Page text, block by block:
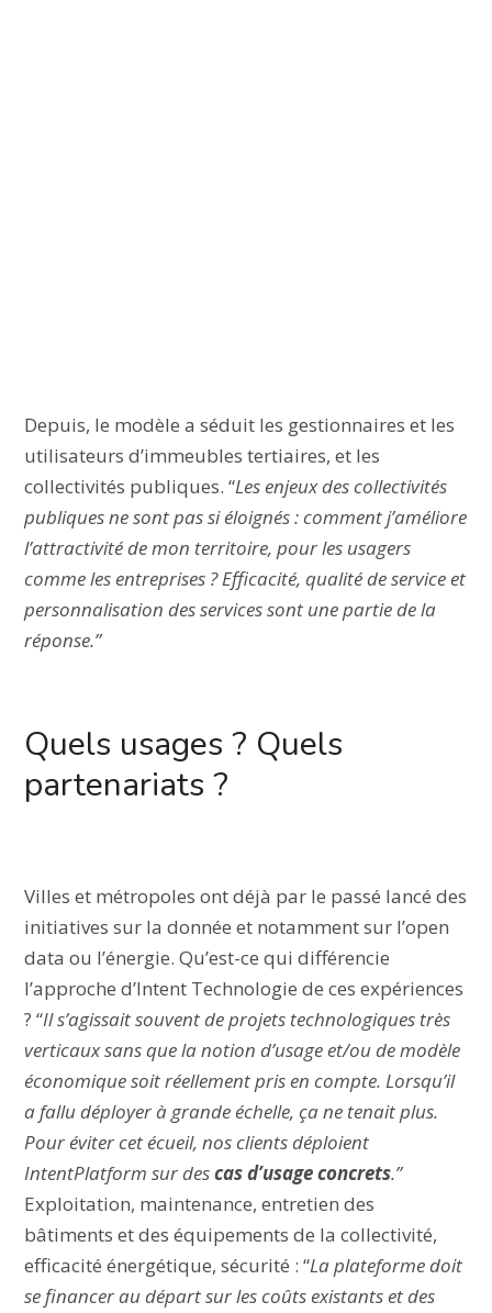
Depuis, le modèle a séduit les gestionnaires et les
utilisateurs d’immeubles tertiaires, et les
collectivités publiques. “Les enjeux des collectivités
publiques ne sont pas si éloignés : comment j’améliore
l’attractivité de mon territoire, pour les usagers
comme les entreprises ? Efficacité, qualité de service et
personnalisation des services sont une partie de la
réponse.”
Quels usages ? Quels
partenariats ?
Villes et métropoles ont déjà par le passé lancé des
initiatives sur la donnée et notamment sur l’open
data ou l’énergie. Qu’est-ce qui différencie
l’approche d’Intent Technologie de ces expériences
? “Il s’agissait souvent de projets technologiques très
verticaux sans que la notion d’usage et/ou de modèle
économique soit réellement pris en compte. Lorsqu’il
a fallu déployer à grande échelle, ça ne tenait plus.
Pour éviter cet écueil, nos clients déploient
IntentPlatform sur descas d’usage concrets.”
Exploitation, maintenance, entretien des
bâtiments et des équipements de la collectivité,
efficacité énergétique, sécurité : “La plateforme doit
se financer au départ sur les coûts existants et des